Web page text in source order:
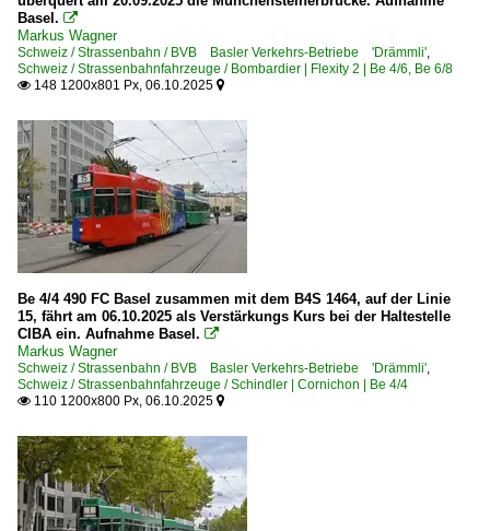
Basel. 
Markus Wagner
Schweiz / Strassenbahn / BVB Basler Verkehrs-Betriebe 'Drämmli',
Schweiz / Strassenbahnfahrzeuge / Bombardier | Flexity 2 | Be 4/6, Be 6/8
 148 1200x801 Px, 06.10.2025 
Be 4/4 490 FC Basel zusammen mit dem B4S 1464, auf der Linie
15, fährt am 06.10.2025 als Verstärkungs Kurs bei der Haltestelle
CIBA ein. Aufnahme Basel. 
Markus Wagner
Schweiz / Strassenbahn / BVB Basler Verkehrs-Betriebe 'Drämmli',
Schweiz / Strassenbahnfahrzeuge / Schindler | Cornichon | Be 4/4
 110 1200x800 Px, 06.10.2025 